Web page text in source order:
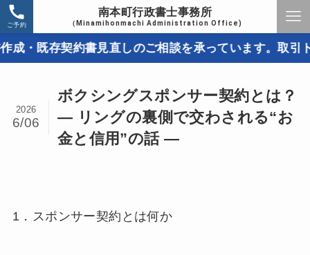
南本町行政書士事務所
（Minamihonmachi Administration Office)
ご予約
契約書見直しのご相談を承っています。取引トラブル
ボクシングスポンサー契約とは？
― リングの裏側で交わされる“お
金と信用”の話 ―
2026
6/06
1．スポンサー契約とは何か